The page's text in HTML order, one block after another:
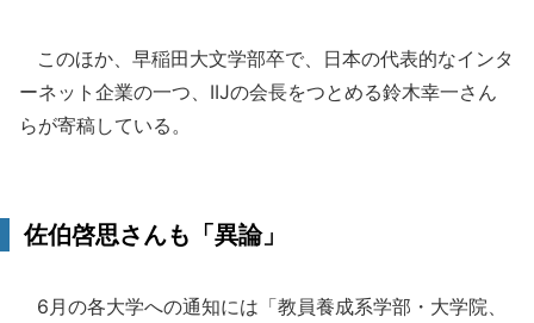
このほか、早稲田大文学部卒で、日本の代表的なインタ
ーネット企業の一つ、IIJの会長をつとめる鈴木幸一さん
らが寄稿している。
佐伯啓思さんも「異論」
6月の各大学への通知には「教員養成系学部・大学院、